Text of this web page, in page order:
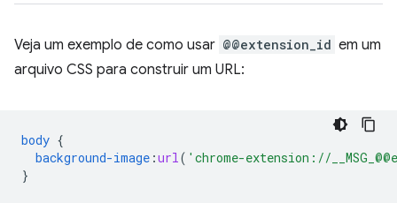
Veja um exemplo de como usar @@extension_id em um
arquivo CSS para construir um URL:
body {
background-image :url ( 'chrome-extension://
}